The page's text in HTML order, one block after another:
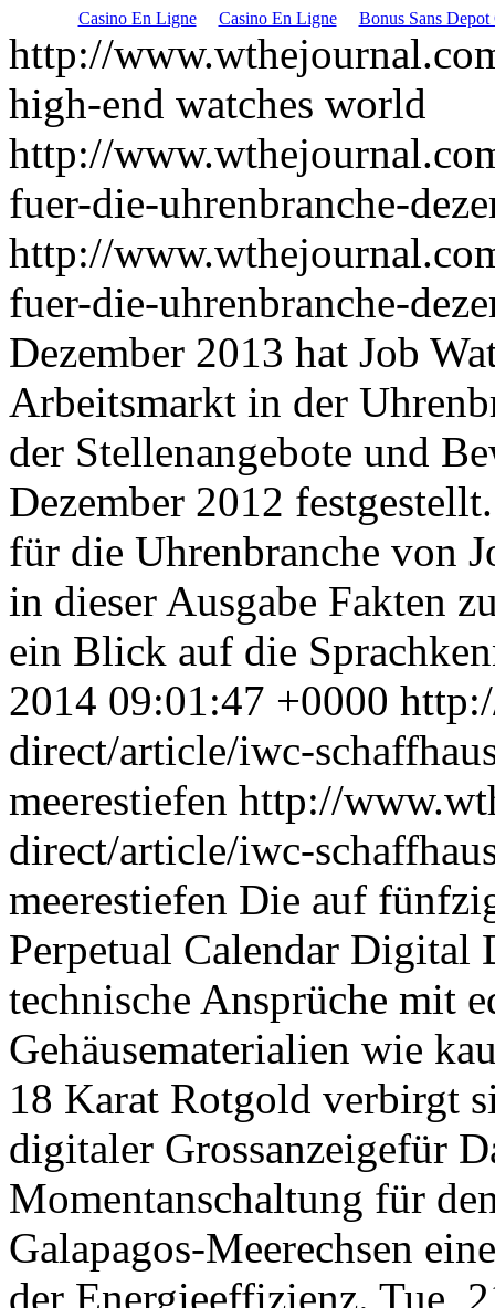
Casino En Ligne Casino En Ligne Bonus Sans Depot
http://
high-end watches world
http://
fuer-die-uhrenbranche-
http://
fuer-die-uhrenbranche-
Dezember 2013 hat Job
Arbeitsmarkt in der
der Stellenangebote und
Dezember 2012
für die Uhrenbranche von
in dieser Ausgabe Fakten
ein Blick auf die
2014 09:01:47 +0000
direct/article/iwc-
meerestiefen http://
direct/article/iwc-
meerestiefen Die auf
Perpetual Calendar
technische Ansprüche mit
Gehäusematerialien wie
18 Karat Rotgold verbirgt
digitaler Grossanzeigefür
Momentanschaltung für
Galapagos-Meerechsen
der Energieeffizienz. Tue,